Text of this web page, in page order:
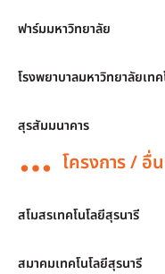
ฟาร์มมหาวิทยาลัย
โรงพยาบาลมหาวิทยาลัยเท
สุรสัมมนาคาร
โครงการ / อื่
สโมสรเทคโนโลยีสุรนารี
สมาคมเทคโนโลยีสุรนารี